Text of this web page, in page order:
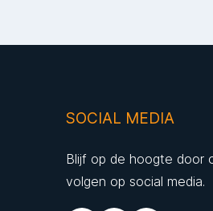
SOCIAL MEDIA
Blijf op de hoogte door
volgen op social media.